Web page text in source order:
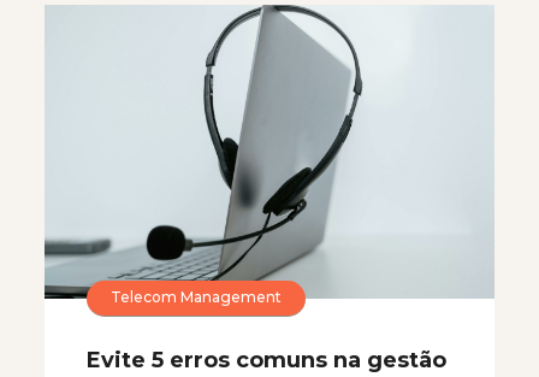
Telecom Management
Evite 5 erros comuns na gestão